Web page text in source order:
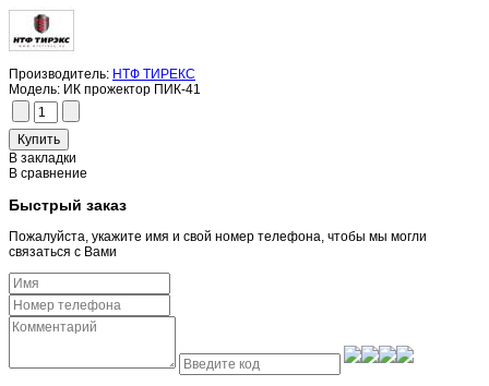
Производитель: НТФ ТИРЕКС
Модель: ИК прожектор ПИК-41
В закладки
В сравнение
Быстрый заказ
Пожалуйста, укажите имя и свой номер телефона, чтобы мы могли
связаться с Вами